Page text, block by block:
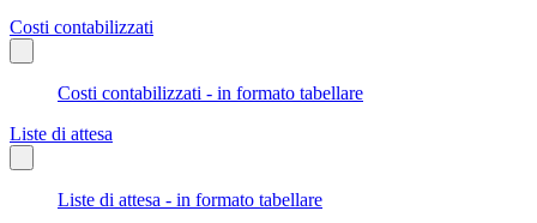
Costi contabilizzati
Costi contabilizzati - in formato tabellare
Liste di attesa
Liste di attesa - in formato tabellare